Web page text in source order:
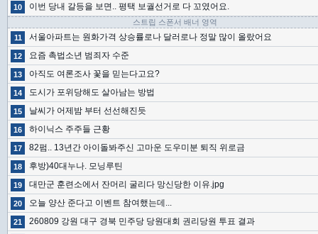
10 이번 당내 갈등을 보면.. 평택 보궐선거로 다 꼬였어요.
스트립 스폰서 배너 영역
11
서울아파트는 원화가격 상승률로나 달러로나 정말 많이 올랐어요
12 요즘 촉법소년 범죄자 수준
13 아직도 여론조사 꽃을 믿는다고요?
14 도시가 포위당해도 살아남는 방법
15 날씨가 어제밤 부터 선선해진듯
16 하이닉스 주주들 근황
17 82펌.. 13년간 아이돌봐주신 고마운 도우미분 퇴직 위로금
18 후방)40대누나. 모닝루틴
19 대만군 훈련소에서 잔머리 굴리다 망신당한 이유.jpg
20 오늘 양산 준다고 이벤트 참여했는데...
21 260809 강원 대구 경북 민주당 당원대회 권리당원 투표 결과